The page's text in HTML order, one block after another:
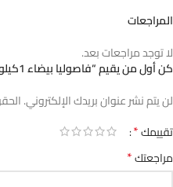
المراجعات
لا توجد مراجعات بعد.
كن أول من يقيم “فاصوليا بيضاء 1كيلو”
لن يتم نشر عنوان بريدك الإلكتروني.
تقييمك*
مراجعتك*